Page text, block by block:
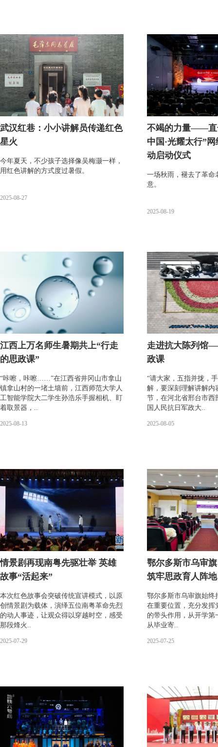
武汉红巷：小小讲解员传递红色
星火
今年夏天，不少孩子选择像吴梅灏一样，
用红色讲解的方式度过暑假。
2025-08-27
不竭的力量——直
中国·光耀太行”
动启动仪式
一场秋雨，褪去了革命
意。
2025-08-19
江西上万名师生暑期共上“行走
的思政课”
“咔嚓，咔嚓……”在江西省井冈山市拿山
镇拿山村的一堵土墙前，江西师范大学人
工智能学院大二学生孙浩乐手握相机、盯
着取景器，..
2025-08-13
走进抗大陈列馆
政课
“请大家，五指并拢，
解，要深刻理解讲解
节，在河北省邢台市西
国人民抗日军政大..
2025-08-05
情景剧再现南粤先驱壮举 英雄
故事“活起来”
本次红色故事会突破传统宣讲模式，以原
创情景剧为载体，演绎五位南粤革命先烈
的动人事迹，让观众得以穿越时空，感受
那段烽火..
2025-07-29
鄂尔多斯市乌审
筑牢思政育人阵地
鄂尔多斯市乌审旗始终
在重要位置，充分发挥
的带头作用，从开学第
从毕业寄..
2025-07-25